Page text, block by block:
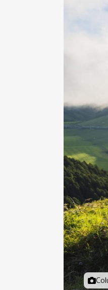
Foto